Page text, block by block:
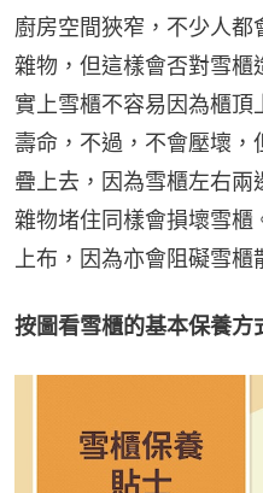
廚房空間狹窄，不少人
雜物，但這樣會否對雪
實上雪櫃不容易因為櫃
壽命，不過，不會壓壞，
疊上去，因為雪櫃左右
雜物堵住同樣會損壞雪櫃
上布，因為亦會阻礙雪櫃
按圖看雪櫃的基本保養方